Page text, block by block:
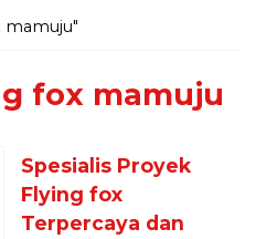
mamuju"
fox mamuju
Spesialis Proyek
Flying fox
Terpercaya dan